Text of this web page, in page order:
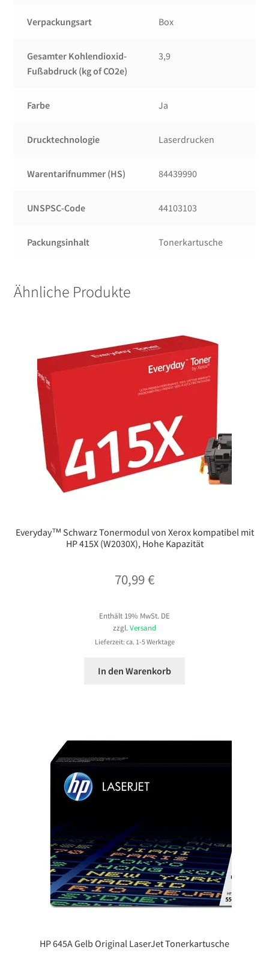
Verpackungsart Box
Gesamter Kohlendioxid-
Fußabdruck (kg of CO2e)
3,9
Farbe Ja
Drucktechnologie Laserdrucken
Warentarifnummer (HS) 84439990
UNSPSC-Code 44103103
Packungsinhalt Tonerkartusche
Ähnliche Produkte
Everyday™ Schwarz Tonermodul von Xerox kompatibel mit
HP 415X (W2030X), Hohe Kapazität
70,99€
Enthält 19% MwSt. DE
zzgl.Versand
Lieferzeit: ca. 1-5 Werktage
In den Warenkorb
HP 645A Gelb Original LaserJet Tonerkartusche